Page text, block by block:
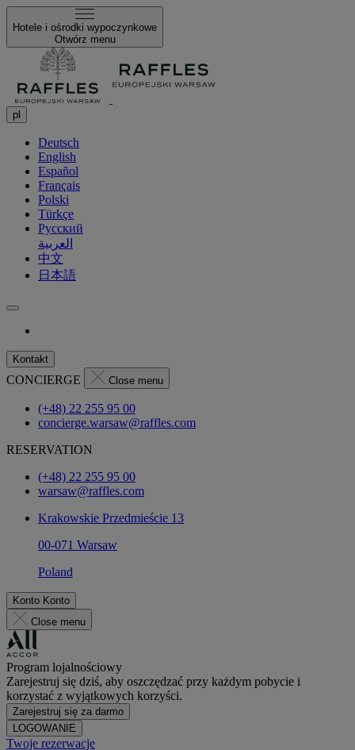
Hotele i ośrodki wypoczynkowe
Otwórz menu
pl
Deutsch
English
Español
Français
Polski
Türkçe
Русский
العربية
中文
日本語
Kontakt
CONCIERGE Close menu
(+48) 22 255 95 00
concierge.warsaw@raffles.com
RESERVATION
(+48) 22 255 95 00
warsaw@raffles.com
Krakowskie Przedmieście 13
00-071 Warsaw
Poland
Konto Konto
Close menu
Program lojalnościowy
Zarejestruj się dziś, aby oszczędzać przy każdym pobycie i
korzystać z wyjątkowych korzyści.
Zarejestruj się za darmo
LOGOWANIE
Twoje rezerwacje